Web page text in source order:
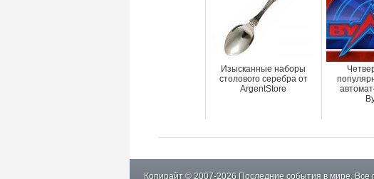
Изысканные наборы
столового серебра от
ArgentStore
Копирайт © 2007-2026 Последние события в мире.